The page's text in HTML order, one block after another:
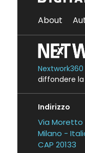
About
Nextwork360
diffondere
Indirizzo
Via Moretto
Milano -
CAP 20133